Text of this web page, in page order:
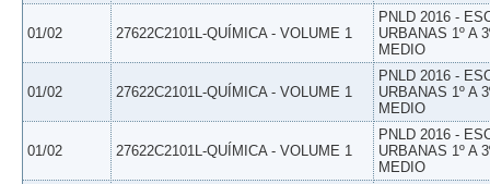
01/02 27622C2101L-QUÍMICA - VOLUME 1
PNLD 2016 -
URBANAS 1º A
MEDIO
01/02 27622C2101L-QUÍMICA - VOLUME 1
PNLD 2016 -
URBANAS 1º A
MEDIO
01/02 27622C2101L-QUÍMICA - VOLUME 1
PNLD 2016 -
URBANAS 1º A
MEDIO